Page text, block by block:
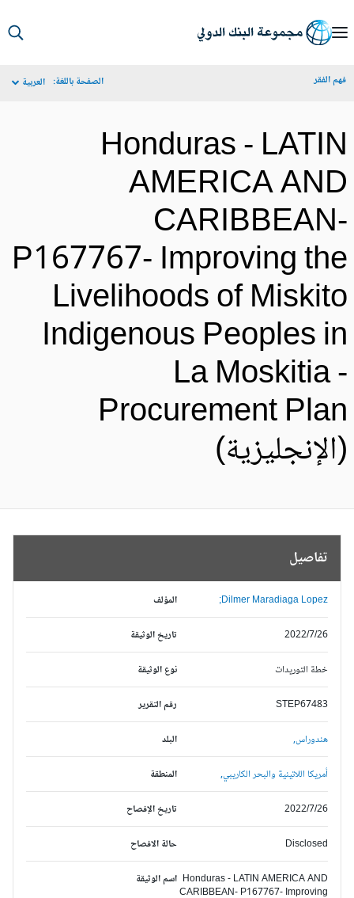
الفقر الصفحة باللغة: العربية
Honduras -
AMERICA
P167767- Improving
Livelihoods of
Indigenous Peoples
La Moskitia
Procurement
تفاصيل
المؤلف Dilmer Maradiaga Lopez;
تاريخ الوثيقة 2022/7/26
نوع الوثيقة خطة التوريدات
رقم التقرير STEP67483
البلد هندوراس,
المنطقة أمريكا اللاتينية والبحر الكاريبي,
تاريخ الإفصاح 2022/7/26
حالة الافصاح Disclosed
اسم الوثيقة Honduras - LATIN AMERICA AND
CARIBBEAN- P167767- Improving